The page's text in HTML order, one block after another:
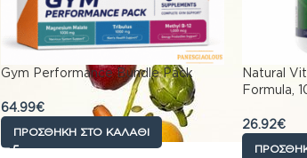
Gym Performance Bundle Pack
64.99€
ΠΡΟΣΘΉΚΗ ΣΤΟ ΚΑΛΆΘΙ
Natural
Formula,
26.92€